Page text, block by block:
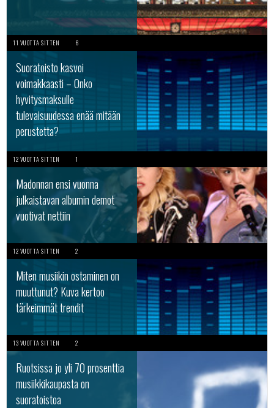
11 VUOTTA SITTEN 6
Suoratoisto kasvoi
voimakkaasti – Onko
hyvitysmaksulle
tulevaisuudessa enää mitään
perustetta?
12 VUOTTA SITTEN 1
Madonnan ensi vuonna
julkaistavan albumin demot
vuotivat nettiin
12 VUOTTA SITTEN 2
Miten musiikin ostaminen on
muuttunut? Kuva kertoo
tärkeimmät trendit
13 VUOTTA SITTEN 2
Ruotsissa jo yli 70 prosenttia
musiikkikaupasta on
suoratoistoa